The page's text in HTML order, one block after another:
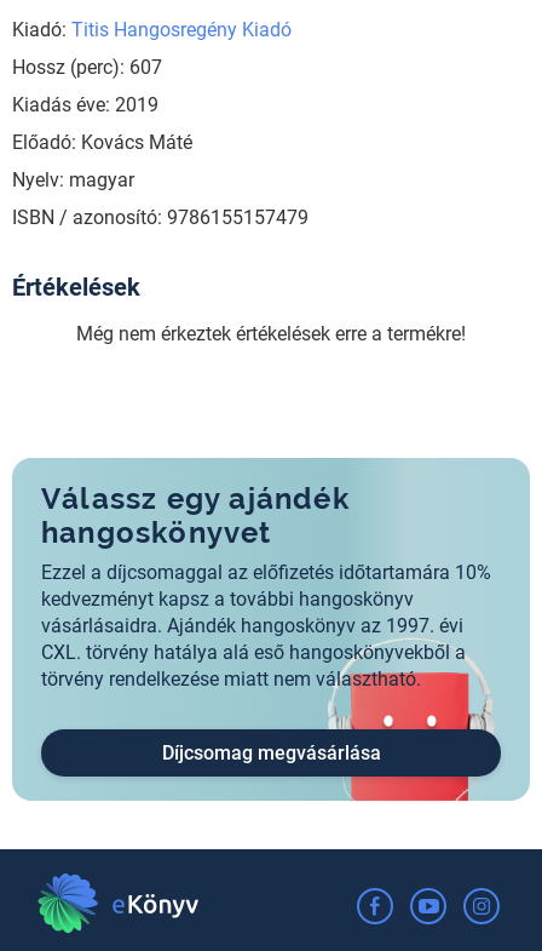
Kiadó: Titis Hangosregény Kiadó
Hossz (perc): 607
Kiadás éve: 2019
Előadó: Kovács Máté
Nyelv: magyar
ISBN / azonosító: 9786155157479
Értékelések
Még nem érkeztek értékelések erre a termékre!
Válassz egy ajándék
hangoskönyvet
Ezzel a díjcsomaggal az előfizetés időtartamára 10%
kedvezményt kapsz a további hangoskönyv
vásárlásaidra. Ajándék hangoskönyv az 1997. évi
CXL. törvény hatálya alá eső hangoskönyvekből a
törvény rendelkezése miatt nem választható.
Díjcsomag megvásárlása